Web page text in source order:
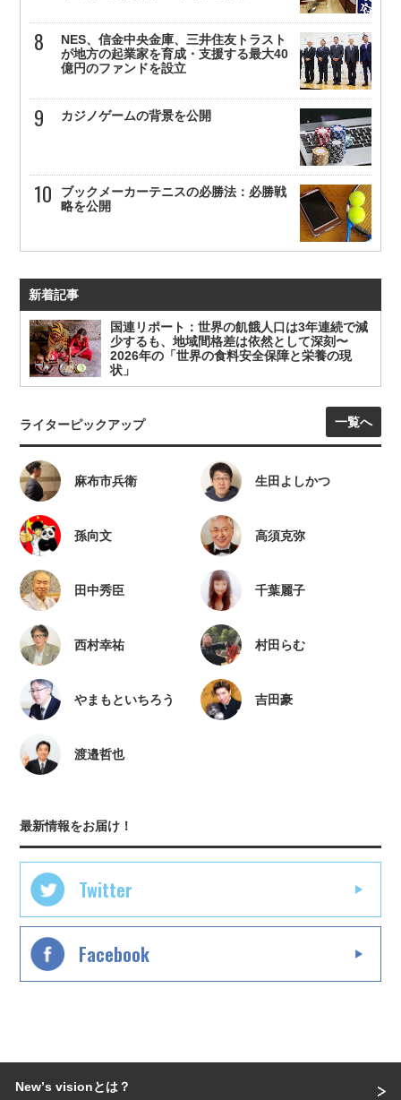
NES、信金中央金庫、三井住友トラスト
が地方の起業家を育成・支援する最大40
億円のファンドを設立
カジノゲームの背景を公開
ブックメーカーテニスの必勝法：必勝戦
略を公開
新着記事
国連リポート：世界の飢餓人口は3年連続で減
少するも、地域間格差は依然として深刻〜
2026年の「世界の食料安全保障と栄養の現
状」
ライターピックアップ 一覧へ
麻布市兵衛 生田よしかつ
孫向文 高須克弥
田中秀臣 千葉麗子
西村幸祐 村田らむ
やまもといちろう 吉田豪
渡邉哲也
最新情報をお届け！
Twitter
Facebook
Newʼs visionとは？